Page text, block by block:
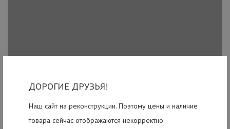
ДОРОГИЕ ДРУЗЬЯ!
Наш сайт на реконструкции. Поэтому цены и наличие
товара сейчас отображаются некорректно.